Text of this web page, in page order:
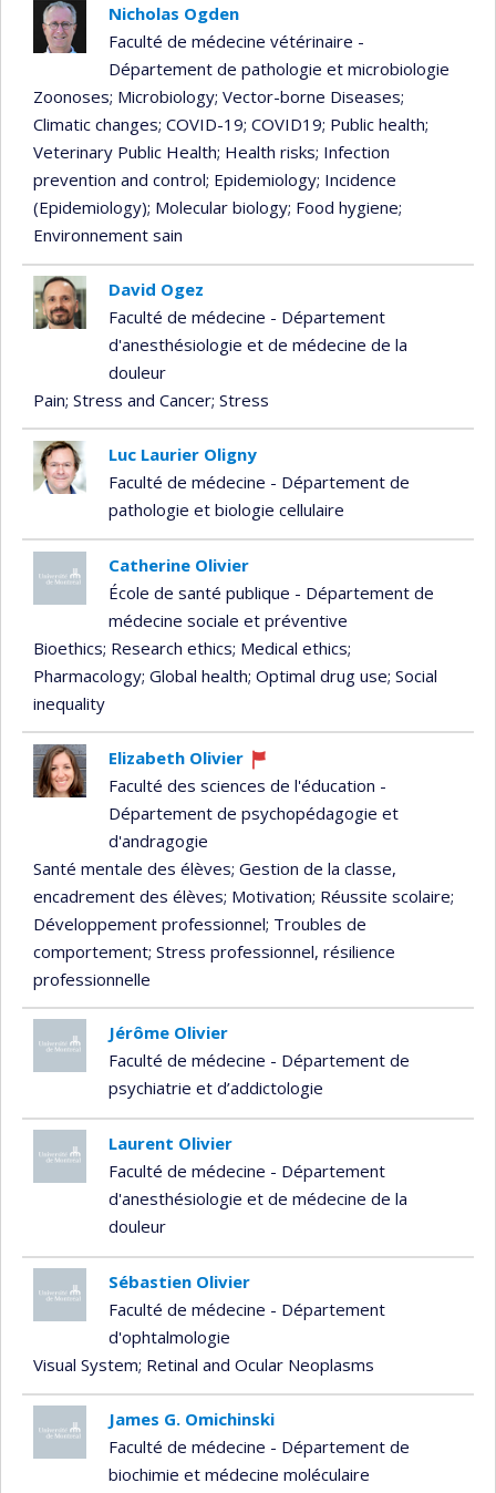
Nicholas Ogden
Faculté de médecine vétérinaire -
Département de pathologie et microbiologie
Zoonoses; Microbiology; Vector-borne Diseases;
Climatic changes; COVID-19; COVID19; Public health;
Veterinary Public Health; Health risks; Infection
prevention and control; Epidemiology; Incidence
(Epidemiology); Molecular biology; Food hygiene;
Environnement sain
David Ogez
Faculté de médecine - Département
d'anesthésiologie et de médecine de la
douleur
Pain; Stress and Cancer; Stress
Luc Laurier Oligny
Faculté de médecine - Département de
pathologie et biologie cellulaire
Catherine Olivier
École de santé publique - Département de
médecine sociale et préventive
Bioethics; Research ethics; Medical ethics;
Pharmacology; Global health; Optimal drug use; Social
inequality
Elizabeth Olivier
Currently
recruiting
Faculté des sciences de l'éducation -
Département de psychopédagogie et
d'andragogie
Santé mentale des élèves; Gestion de la classe,
encadrement des élèves; Motivation; Réussite scolaire;
Développement professionnel; Troubles de
comportement; Stress professionnel, résilience
professionnelle
Jérôme Olivier
Faculté de médecine - Département de
psychiatrie et d’addictologie
Laurent Olivier
Faculté de médecine - Département
d'anesthésiologie et de médecine de la
douleur
Sébastien Olivier
Faculté de médecine - Département
d'ophtalmologie
Visual System; Retinal and Ocular Neoplasms
James G. Omichinski
Faculté de médecine - Département de
biochimie et médecine moléculaire